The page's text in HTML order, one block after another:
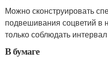
Можно сконструировать
подвешивания соцветий в
только соблюдать
В бумаге